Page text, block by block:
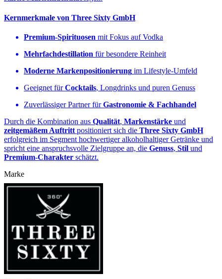
Kernmerkmale von Three Sixty GmbH
Premium‑Spirituosen mit Fokus auf Vodka
Mehrfachdestillation für besondere Reinheit
Moderne Markenpositionierung im Lifestyle‑Umfeld
Geeignet fürCocktails, Longdrinks und puren Genuss
Zuverlässiger Partner fürGastronomie & Fachhandel
Durch die Kombination aus Qualität, Markenstärke und
zeitgemäßem Auftritt positioniert sich die Three Sixty GmbH
erfolgreich im Segment hochwertiger alkoholhaltiger Getränke und
spricht eine anspruchsvolle Zielgruppe an, die Genuss, Stil und
Premium‑Charakter schätzt.
Marke